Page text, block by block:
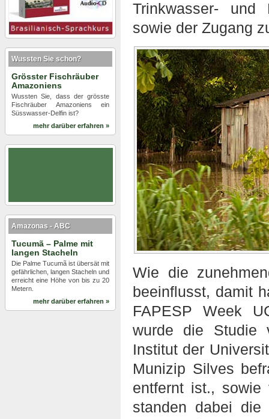
Trinkwasser- und
sowie der Zugang
Wie die
beeinflusst, damit
FAPESP Week
wurde die Studie
Institut der
Munizip Silves
entfernt ist., sowie
standen dabei die
Wussten Sie schon?
Grösster Fischräuber
Amazoniens
Wussten Sie, dass der grösste
Fischräuber Amazoniens ein
Süsswasser-Delfin ist?
mehr darüber erfahren »
Amazonas - ABC
Tucumã – Palme mit
langen Stacheln
Die Palme Tucumã ist übersät mit
gefährlichen, langen Stacheln und
erreicht eine Höhe von bis zu 20
Metern.
mehr darüber erfahren »